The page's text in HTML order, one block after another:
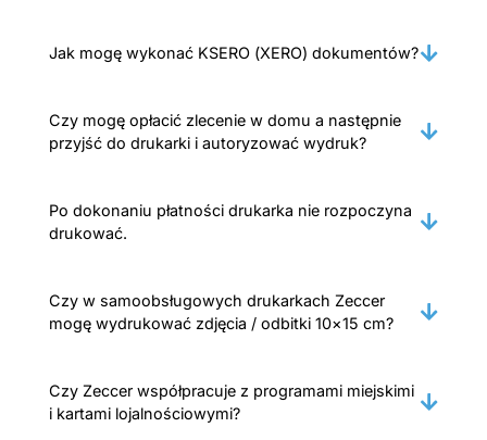
Jak mogę wykonać KSERO (XERO) dokumentów?
Czy mogę opłacić zlecenie w domu a następnie
przyjść do drukarki i autoryzować wydruk?
Po dokonaniu płatności drukarka nie rozpoczyna
drukować.
Czy w samoobsługowych drukarkach Zeccer
mogę wydrukować zdjęcia / odbitki 10×15 cm?
Czy Zeccer współpracuje z programami miejskimi
i kartami lojalnościowymi?